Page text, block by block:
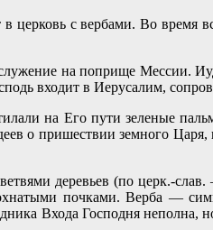
церковь с вербами. Во время
на поприще Мессии.
входит в Иерусалим,
на Его пути зеленые
о пришествии земного
деревьев (по церк.-
почками. Верба —
Входа Господня неполна,